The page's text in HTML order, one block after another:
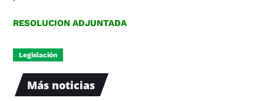
RESOLUCION ADJUNTADA
Legislación
Más noticias